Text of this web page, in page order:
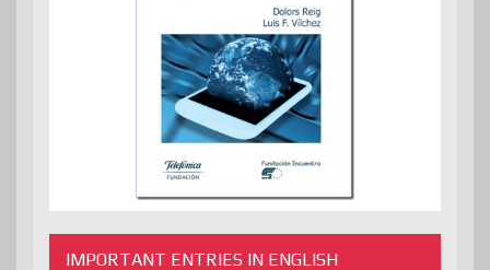
IMPORTANT ENTRIES IN ENGLISH